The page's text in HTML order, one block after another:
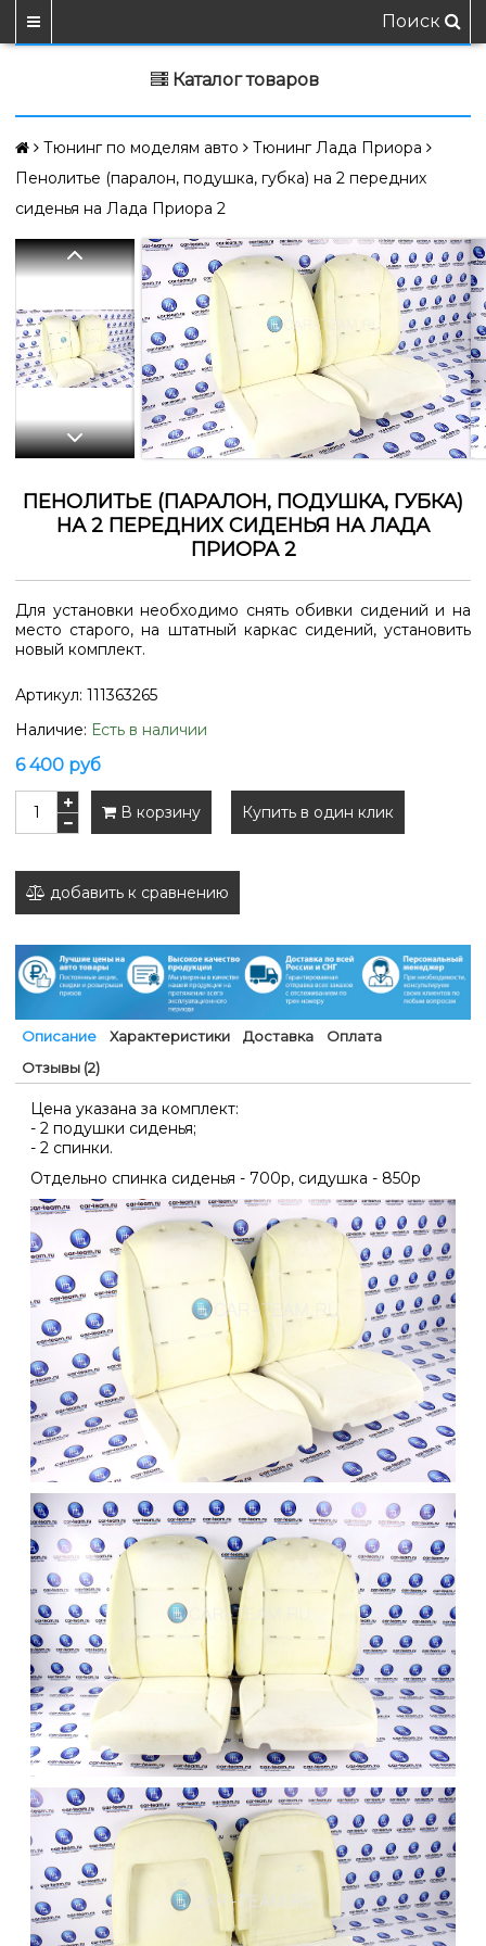
Поиск
Каталог товаров
Тюнинг по моделям авто
Тюнинг Лада Приора
Пенолитье (паралон, подушка, губка) на 2 передних
сиденья на Лада Приора 2
ПЕНОЛИТЬЕ (ПАРАЛОН, ПОДУШКА, ГУБКА)
НА 2 ПЕРЕДНИХ СИДЕНЬЯ НА ЛАДА
ПРИОРА 2
Для установки необходимо снять обивки сидений и на
место старого, на штатный каркас сидений, установить
новый комплект.
Артикул: 111363265
Наличие: Есть в наличии
6 400 руб
В корзину Купить в один клик
добавить к сравнению
Описание Характеристики Доставка
Оплата
Отзывы (2)
Цена указана за комплект:
- 2 подушки сиденья;
- 2 спинки.
Отдельно спинка сиденья - 700р, сидушка - 850р